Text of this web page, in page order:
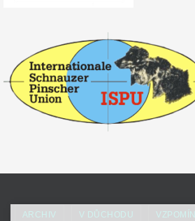
ARCHIV V DŮCHODU